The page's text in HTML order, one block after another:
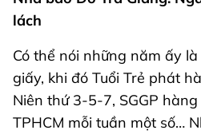
lách
Có thể nói những năm ấy
giấy, khi đó Tuổi Trẻ phát
Niên thứ 3-5-7, SGGP
TPHCM mỗi tuần một số…